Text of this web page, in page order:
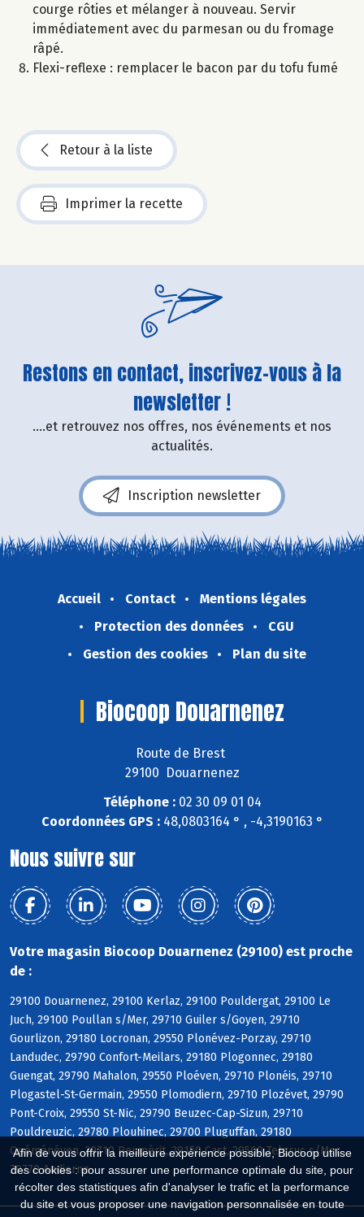
Afin de vous offrir la meilleure expérience possible, Biocoop utilise
des cookies : pour assurer une performance optimale du site, pour
récolter des statistiques afin d'analyser le trafic et la performance
du site et vous proposer une navigation personnalisée en toute
courge rôties et mélanger à nouveau. Servir
immédiatement avec du parmesan ou du fromage
râpé.
Flexi-reflexe : remplacer le bacon par du tofu fumé
Retour à la liste
Imprimer la recette
Restons en contact, inscrivez-vous à la
newsletter !
....et retrouvez nos offres, nos événements et nos
actualités.
Inscription newsletter
Accueil Contact
Mentions légales
Protection des données
CGU
Gestion des cookies
Plan du site
Biocoop Douarnenez
Route de Brest
29100 Douarnenez
Téléphone :02 30 09 01 04
Coordonnées GPS :48,0803164 ° , -4,3190163 °
Nous suivre sur
Votre magasin Biocoop Douarnenez (29100) est proche
de :
29100 Douarnenez, 29100 Kerlaz, 29100 Pouldergat, 29100 Le
Juch, 29100 Poullan s/Mer, 29710 Guiler s/Goyen, 29710
Gourlizon, 29180 Locronan, 29550 Plonévez-Porzay, 29710
Landudec, 29790 Confort-Meilars, 29180 Plogonnec, 29180
Guengat, 29790 Mahalon, 29550 Ploéven, 29710 Plonéis, 29710
Plogastel-St-Germain, 29550 Plomodiern, 29710 Plozévet, 29790
Pont-Croix, 29550 St-Nic, 29790 Beuzec-Cap-Sizun, 29710
Pouldreuzic, 29780 Plouhinec, 29700 Pluguffan, 29180
Quéménéven, 29710 Peumérit, 29150 Cast, 29560 Telgruc s/Mer,
29770 Audierne